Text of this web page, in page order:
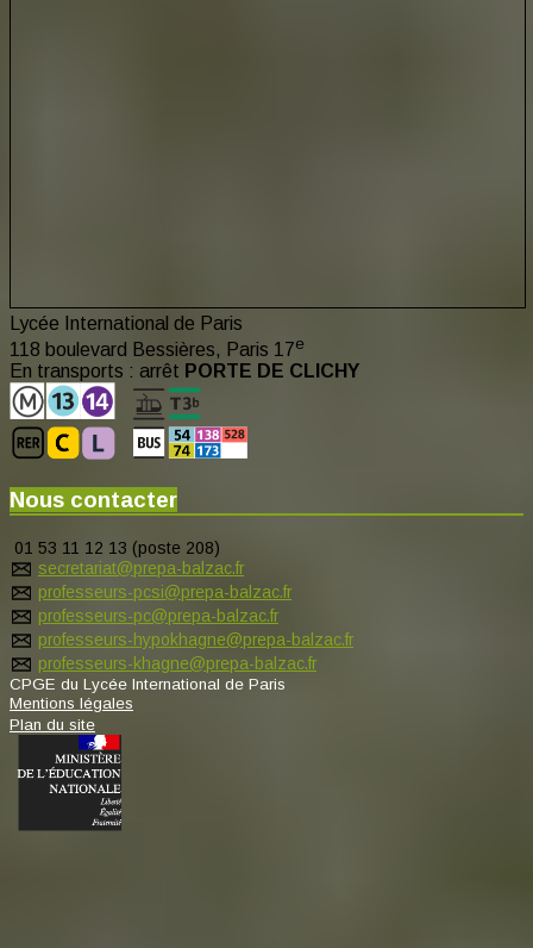
Lycée International de Paris
118 boulevard Bessières, Paris 17e
En transports : arrêt PORTE DE CLICHY
Nous contacter
01 53 11 12 13 (poste 208)
secretariat@prepa-balzac.fr
professeurs-pcsi@prepa-balzac.fr
professeurs-pc@prepa-balzac.fr
professeurs-hypokhagne@prepa-balzac.fr
professeurs-khagne@prepa-balzac.fr
CPGE du Lycée International de Paris
Mentions légales
Plan du site